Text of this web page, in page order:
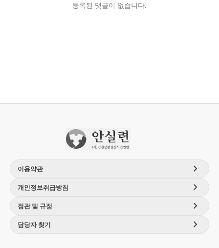
등록된 댓글이 없습니다.
이용약관 chevron_right
개인정보취급방침 chevron_right
정관 및 규정 chevron_right
담당자 찾기 chevron_right